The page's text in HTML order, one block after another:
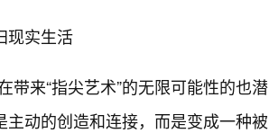
现实生活
带来“指尖艺术”的无限可能性的也潜
主动的创造和连接，而是变成一种被